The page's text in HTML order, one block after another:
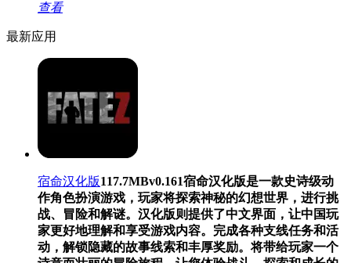
查看
最新应用
宿命汉化版117.7MBv0.161宿命汉化版是一款史诗级动
作角色扮演游戏，玩家将探索神秘的幻想世界，进行挑
战、冒险和解谜。汉化版则提供了中文界面，让中国玩
家更好地理解和享受游戏内容。完成各种支线任务和活
动，解锁隐藏的故事线索和丰厚奖励。将带给玩家一个